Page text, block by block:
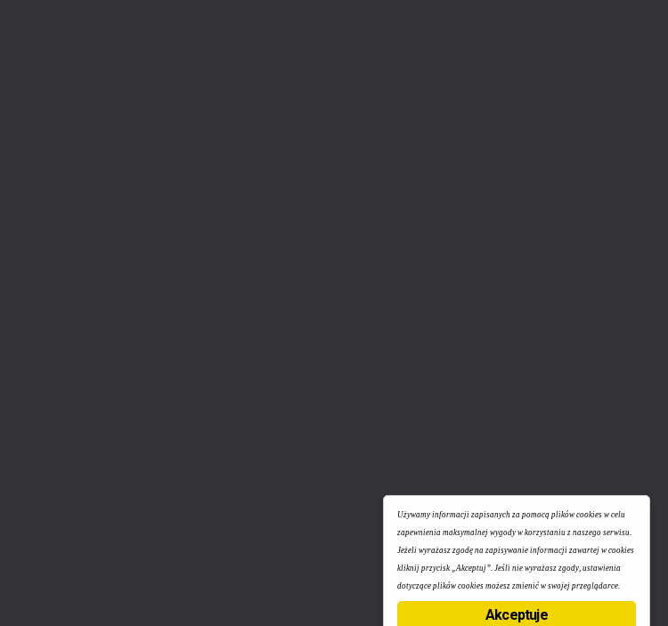
Używamy informacji zapisanych za pomocą plików cookies w celu
zapewnienia maksymalnej wygody w korzystaniu z naszego serwisu.
Jeżeli wyrażasz zgodę na zapisywanie informacji zawartej w cookies
kliknij przycisk „Akceptuj”. Jeśli nie wyrażasz zgody, ustawienia
dotyczące plików cookies możesz zmienić w swojej przeglądarce.
Akceptuje